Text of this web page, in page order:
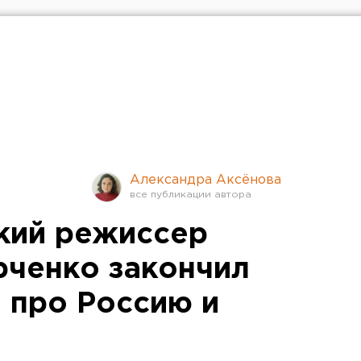
Александра Аксёнова
режиссер
закончил
про Россию и